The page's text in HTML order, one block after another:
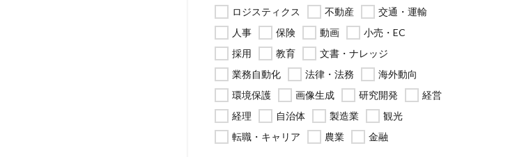
ロジスティクス
不動産
交通・運輸
人事
保険 動画
小売・EC
採用
教育
文書・ナレッジ
業務自動化
法律・法務
海外動向
環境保護
画像生成 研究開発
経営
経理
自治体 製造業
観光
転職・キャリア
農業 金融